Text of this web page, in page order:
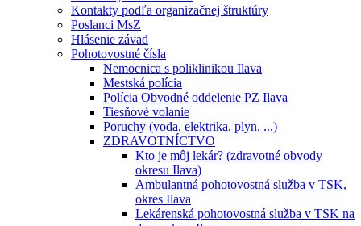
Kontakty podľa organizačnej štruktúry
Poslanci MsZ
Hlásenie závad
Pohotovostné čísla
Nemocnica s poliklinikou Ilava
Mestská polícia
Polícia Obvodné oddelenie PZ Ilava
Tiesňové volanie
Poruchy (voda, elektrika, plyn, ...)
ZDRAVOTNÍCTVO
Kto je môj lekár? (zdravotné obvody
okresu Ilava)
Ambulantná pohotovostná služba v TSK,
okres Ilava
Lekárenská pohotovostná služba v TSK na